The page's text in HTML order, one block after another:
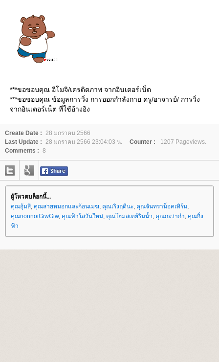
***ขอขอบคุณ อีโมจิ/เครดิตภาพ จากอินเตอร์เน็ต
***ขอขอบคุณ ข้อมูลการวิ่ง การออกกำลังกาย ครู/อาจารย์/ การวิ่ง
จากอินเตอร์เน็ต ที่ใช้อ้างอิง
Create Date : 28 มกราคม 2566
Last Update : 28 มกราคม 2566 23:04:03 น. Counter :
1207 Pageviews.
Comments : 8
ผู้โหวตบล็อกนี้...
คุณอุ้มสี, คุณสายหมอกและก้อนเมฆ, คุณเริงฤดีนะ, คุณจันทราน็อคเทิร์น,
คุณnonnoiGiwGiw, คุณฟ้าใสวันใหม่, คุณโฮมสเตย์ริมน้ำ, คุณกะว่าก๋า, คุณกิ่ง
ฟ้า